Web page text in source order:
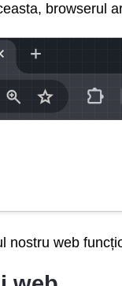
browserul
nostru web